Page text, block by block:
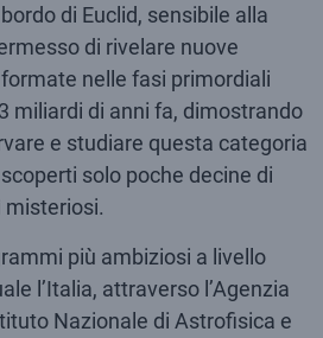
di Euclid, sensibile alla
di rivelare nuove
nelle fasi primordiali
miliardi di anni fa, dimostrando
e studiare questa categoria
solo poche decine di
misteriosi.
più ambiziosi a livello
l’Italia, attraverso l’Agenzia
Nazionale di Astrofisica e